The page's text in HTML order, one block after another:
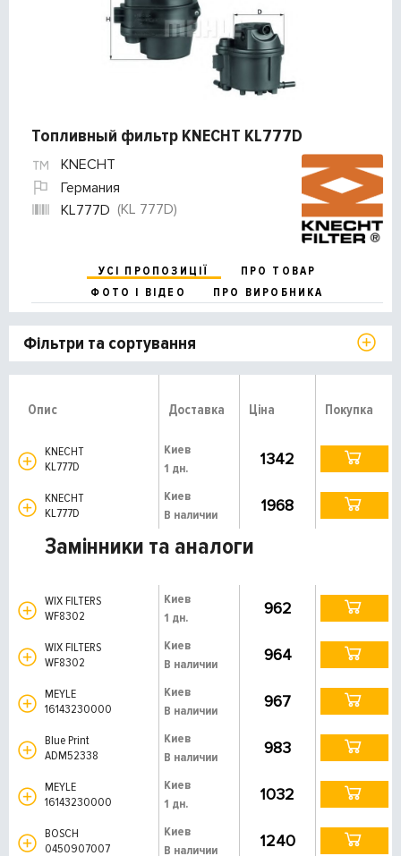
Топливный фильтр KNECHT KL777D
KNECHT
Германия
KL777D (KL 777D)
УСІ ПРОПОЗИЦІЇ
ПРО ТОВАР
ФОТО І ВІДЕО
ПРО ВИРОБНИКА
Фільтри та сортування
Опис Доставка Ціна Покупка
KNECHT
KL777D
Киев
1 дн.
1342
KNECHT
KL777D
Киев
В наличии
1968
Замінники та аналоги
WIX FILTERS
WF8302
Киев
1 дн.
962
WIX FILTERS
WF8302
Киев
В наличии
964
MEYLE
16143230000
Киев
В наличии
967
Blue Print
ADM52338
Киев
В наличии
983
MEYLE
16143230000
Киев
1 дн.
1032
BOSCH
0450907007
Киев
В наличии
1240